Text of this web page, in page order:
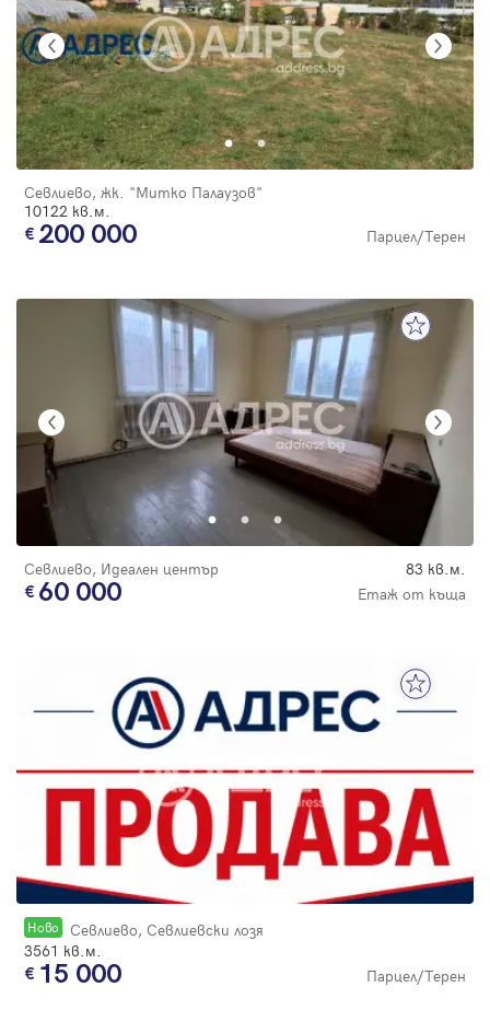
Севлиево, жк. "Митко Палаузов"
10122 кв.м.
200 000 Парцел/Терен
Севлиево, Идеален център 83 кв.м.
60 000 Етаж от къща
Новo
Севлиево, Севлиевски лозя
3561 кв.м.
15 000 Парцел/Терен